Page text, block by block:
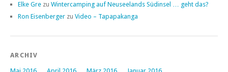
Elke Gre zu Wintercamping auf Neuseelands Südinsel … geht das?
Ron Eisenberger zu Video – Tapapakanga
ARCHIV